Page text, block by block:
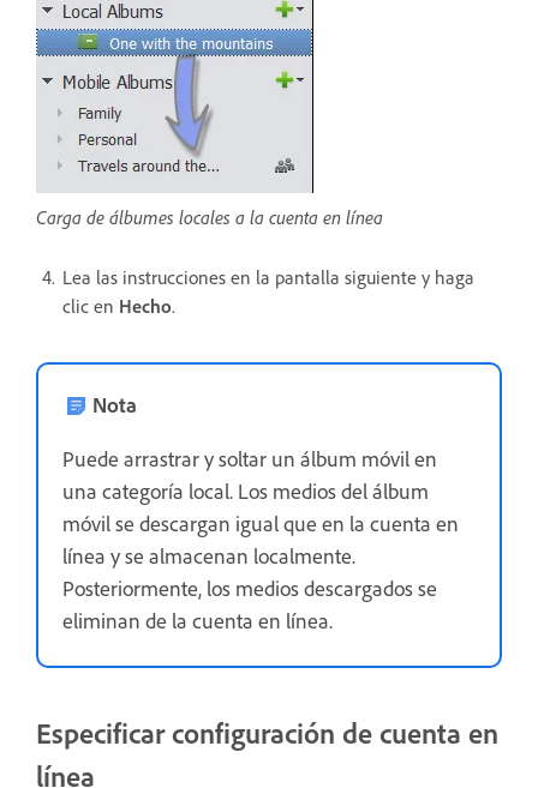
Carga de álbumes locales a la cuenta en línea
Lea las instrucciones en la pantalla siguiente y haga
clic en Hecho.
Nota
Puede arrastrar y soltar un álbum móvil en
una categoría local. Los medios del álbum
móvil se descargan igual que en la cuenta en
línea y se almacenan localmente.
Posteriormente, los medios descargados se
eliminan de la cuenta en línea.
Especificar configuración de cuenta en
línea